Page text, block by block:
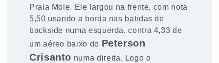
Praia Mole. Ele largou na frente, com nota
5,50 usando a borda nas batidas de
backside numa esquerda, contra 4,33 de
um aéreo baixo do Peterson
Crisanto numa direita. Logo o